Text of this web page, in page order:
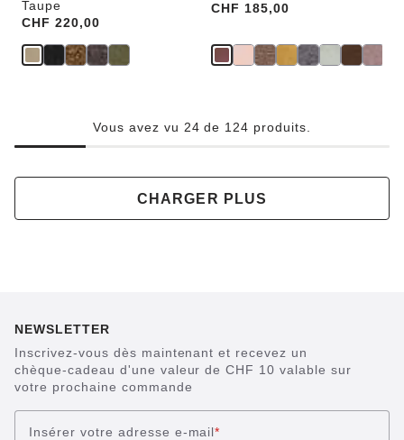
Taupe
Price:
CHF 220,00
Price:
CHF 185,00
Vous avez vu 24 de 124 produits.
CHARGER PLUS
NEWSLETTER
Inscrivez-vous dès maintenant et recevez un
chèque-cadeau d'une valeur de CHF 10 valable sur
votre prochaine commande
Insérer votre adresse e-mail*